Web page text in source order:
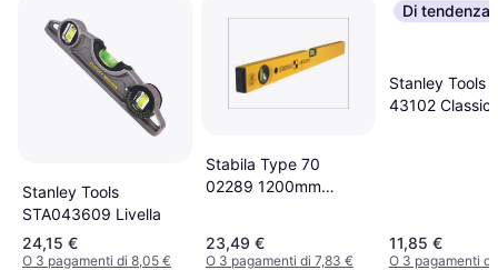
Stanley Tools
STA043609 Livella
24,15 €
O 3 pagamenti di 8,05 €
Stabila Type 70
02289 1200mm
23,49 €
O 3 pagamenti di 7,83 €
Di tendenza
Stanley Tools
43102 Classic
11,85 €
O 3 pagamenti